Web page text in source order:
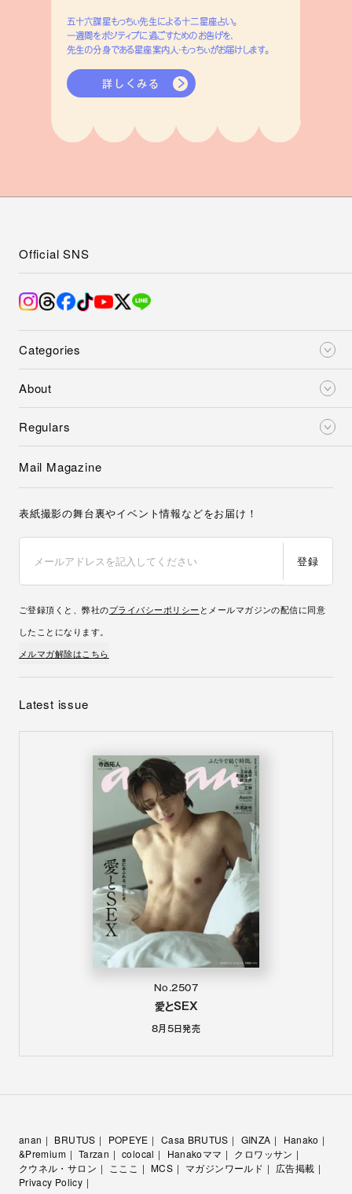
五十六謀星もっちぃ先生による十二星座占い。
一週間をポジティブに過ごすためのお告げを、
先生の分身である星座案内人・もっちぃがお届けします。
詳しくみる
Categories
About
Regulars
Official SNS
Mail Magazine
表紙撮影の舞台裏やイベント情報などをお届け！
登録
ご登録頂くと、弊社のプライバシーポリシー とメールマガジンの配信に同意
したことになります。
メルマガ解除はこちら
Latest issue
No.2507
愛とSEX
8月5日発売
anan BRUTUS POPEYE Casa BRUTUS GINZA
Hanako
&Premium
Tarzan colocal Hanakoママ
クロワッサン
クウネル・サロン
こここ MCS マガジンワールド
広告掲載
Privacy Policy